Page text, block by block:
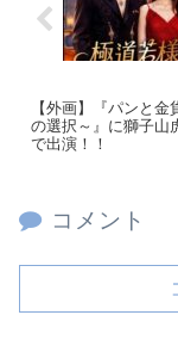
【外画】『パンと
の選択～』に獅子山
で出演！！
コメント